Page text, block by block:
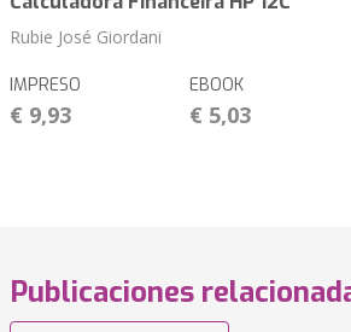
Rubie José Giordani
IMPRESO
€ 9,93
EBOOK
€ 5,03
Publicaciones